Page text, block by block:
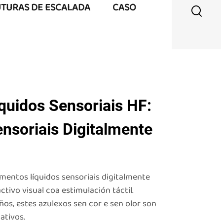
DE ESCALADA CASO
Sensoriais HF:
Digitalmente
líquidos sensoriais digitalmente
visual coa estimulación táctil.
estes azulexos sen cor e sen olor son